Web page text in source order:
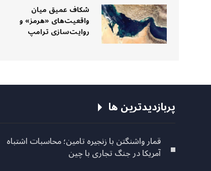
شکاف عمیق میان
واقعیت‌های «هرمز» و
روایت‌سازی ترامپ
پربازدیدترین ها
قمار واشنگتن با زنجیره تامین؛ محاسبات اشتباه
آمریکا در جنگ تجاری با چین